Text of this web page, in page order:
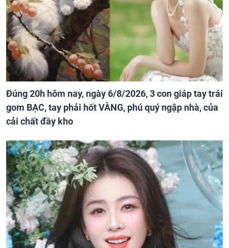
Đúng 20h hôm nay, ngày 6/8/2026, 3 con giáp tay trái
gom BẠC, tay phải hốt VÀNG, phú quý ngập nhà, của
cải chất đầy kho